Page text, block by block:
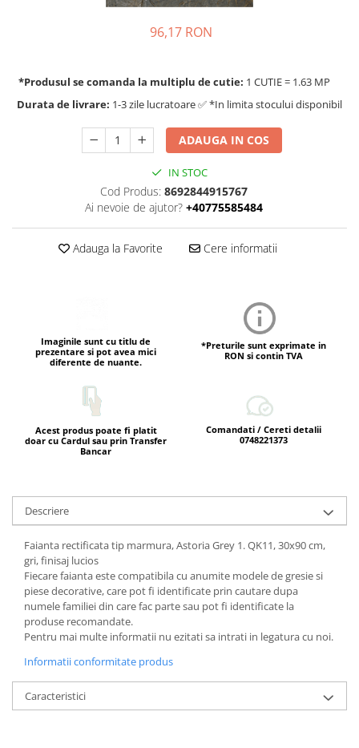
96,17 RON
*Produsul se comanda la multiplu de cutie: 1 CUTIE = 1.63 MP
Durata de livrare: 1-3 zile lucratoare ✅ *In limita stocului disponibil
ADAUGA IN COS
IN STOC
Cod Produs: 8692844915767
Ai nevoie de ajutor? +40775585484
Adauga la Favorite Cere informatii
Imaginile sunt cu titlu de
prezentare si pot avea mici
diferente de nuante.
*Preturile sunt exprimate in
RON si contin TVA
Acest produs poate fi platit
doar cu Cardul sau prin Transfer
Bancar
Comandati / Cereti detalii
0748221373
Descriere
Faianta rectificata tip marmura, Astoria Grey 1. QK11, 30x90 cm,
gri, finisaj lucios
Fiecare faianta este compatibila cu anumite modele de gresie si
piese decorative, care pot fi identificate prin cautare dupa
numele familiei din care fac parte sau pot fi identificate la
produse recomandate.
Pentru mai multe informatii nu ezitati sa intrati in legatura cu noi.
Informatii conformitate produs
Caracteristici